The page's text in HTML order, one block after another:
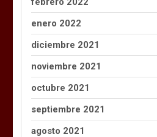
enero 2022
diciembre 2021
noviembre 2021
octubre 2021
septiembre 2021
agosto 2021